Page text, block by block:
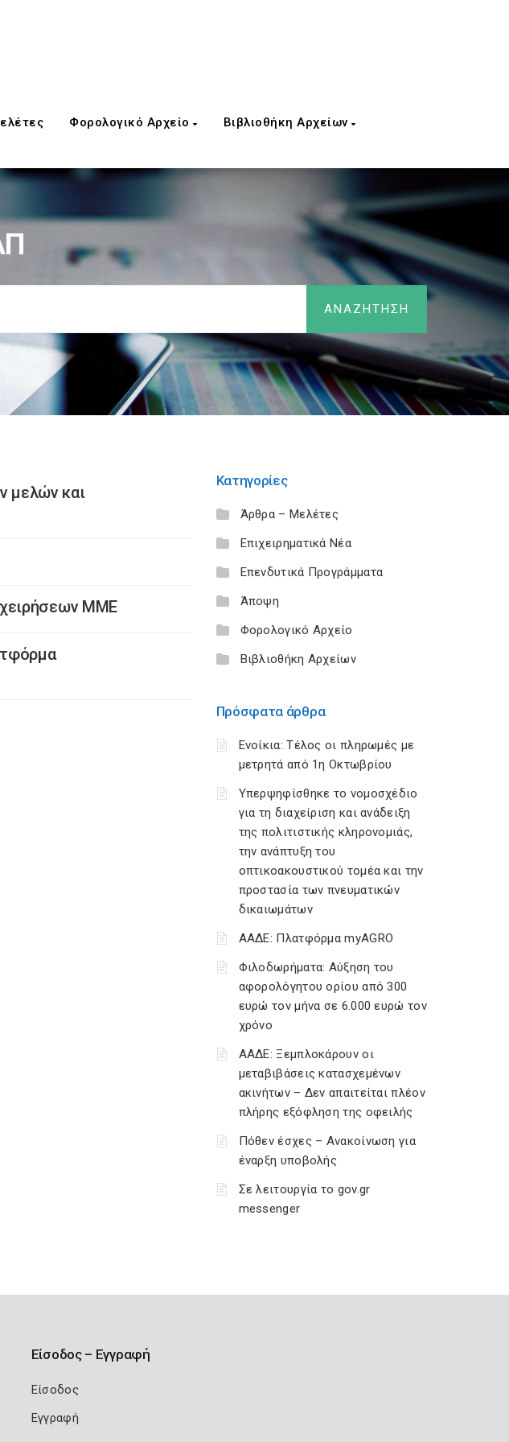
Φορολογικό Αρχείο Βιβλιοθήκη Αρχείων
μελών και
ΜΜΕ
Κατηγορίες
Άρθρα – Μελέτες
Επιχειρηματικά Νέα
Επενδυτικά Προγράμματα
Άποψη
Φορολογικό Αρχείο
Βιβλιοθήκη Αρχείων
Πρόσφατα άρθρα
Ενοίκια: Τέλος οι πληρωμές με
μετρητά από 1η Οκτωβρίου
Υπερψηφίσθηκε το νομοσχέδιο
για τη διαχείριση και ανάδειξη
της πολιτιστικής κληρονομιάς,
την ανάπτυξη του
οπτικοακουστικού τομέα και την
προστασία των πνευματικών
δικαιωμάτων
ΑΑΔΕ: Πλατφόρμα myAGRO
Φιλοδωρήματα: Αύξηση του
αφορολόγητου ορίου από 300
ευρώ τον μήνα σε 6.000 ευρώ τον
χρόνο
ΑΑΔΕ: Ξεμπλοκάρουν οι
μεταβιβάσεις κατασχεμένων
ακινήτων – Δεν απαιτείται πλέον
πλήρης εξόφληση της οφειλής
Πόθεν έσχες – Ανακοίνωση για
έναρξη υποβολής
Σε λειτουργία το gov.gr
messenger
Είσοδος – Εγγραφή
Είσοδος
Εγγραφή